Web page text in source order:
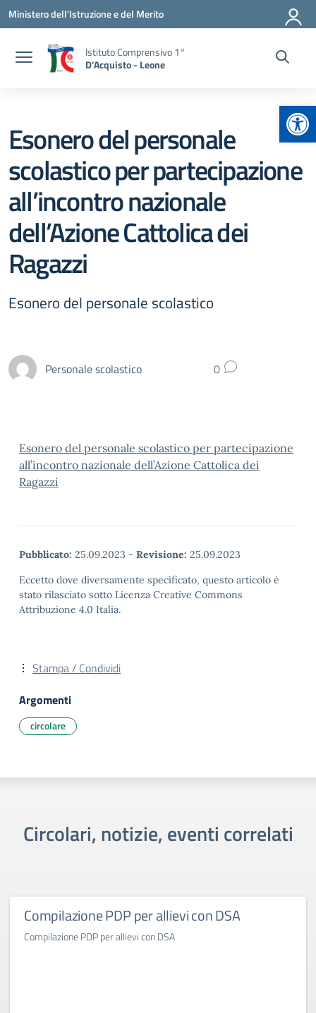
Vai ai contenuti
Vai al menu di navigazione
Vai al footer
Ministero dell'Istruzione e del Merito
Istituto Comprensivo 1°
D'Acquisto - Leone
Esonero del personale
scolastico per partecipazione
all’incontro nazionale
dell’Azione Cattolica dei
Ragazzi
Esonero del personale scolastico
Personale scolastico 0
Esonero del personale scolastico per partecipazione
all’incontro nazionale dell’Azione Cattolica dei
Ragazzi
Pubblicato: 25.09.2023 - Revisione: 25.09.2023
Eccetto dove diversamente specificato, questo articolo è
stato rilasciato sotto Licenza Creative Commons
Attribuzione 4.0 Italia.
Stampa / Condividi
Argomenti
circolare
Circolari, notizie, eventi correlati
Compilazione PDP per allievi con DSA
Compilazione PDP per allievi con DSA